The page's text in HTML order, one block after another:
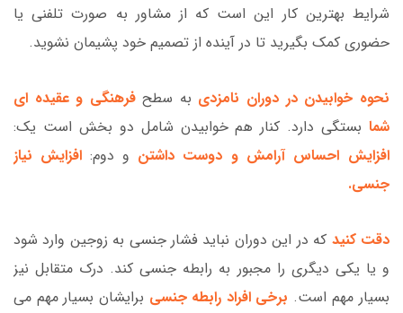
شرایط بهترین کار این است که از مشاور به صورت تلفنی یا
حضوری کمک بگیرید تا در آینده از تصمیم خود پشیمان نشوید.
نحوه خوابیدن در دوران نامزدی به سطح فرهنگی و عقیده ای
شما بستگی دارد. کنار هم خوابیدن شامل دو بخش است یک:
افزایش احساس آرامش و دوست داشتن و دوم: افزایش نیاز
جنسی.
دقت کنید که در این دوران نباید فشار جنسی به زوجین وارد شود
و یا یکی دیگری را مجبور به رابطه جنسی کند. درک متقابل نیز
بسیار مهم است. برخی افراد رابطه جنسی برایشان بسیار مهم می